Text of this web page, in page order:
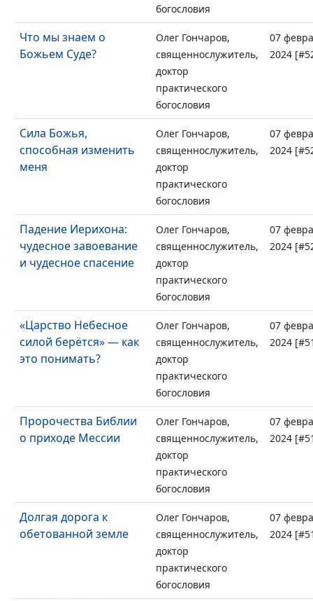
богословия
Что мы знаем о
Божьем Суде?
Олег Гончаров,
священнослужитель,
доктор
практического
богословия
07
2024
Сила Божья,
способная изменить
меня
Олег Гончаров,
священнослужитель,
доктор
практического
богословия
07
2024
Падение Иерихона:
чудесное завоевание
и чудесное спасение
Олег Гончаров,
священнослужитель,
доктор
практического
богословия
07
2024
«Царство Небесное
силой берётся» — как
это понимать?
Олег Гончаров,
священнослужитель,
доктор
практического
богословия
07
2024
Пророчества Библии
о приходе Мессии
Олег Гончаров,
священнослужитель,
доктор
практического
богословия
07
2024
Долгая дорога к
обетованной земле
Олег Гончаров,
священнослужитель,
доктор
практического
богословия
07
2024